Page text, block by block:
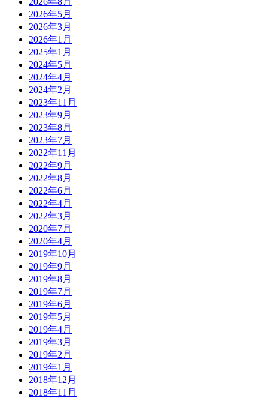
2026年5月
2026年3月
2026年1月
2025年1月
2024年5月
2024年4月
2024年2月
2023年11月
2023年9月
2023年8月
2023年7月
2022年11月
2022年9月
2022年8月
2022年6月
2022年4月
2022年3月
2020年7月
2020年4月
2019年10月
2019年9月
2019年8月
2019年7月
2019年6月
2019年5月
2019年4月
2019年3月
2019年2月
2019年1月
2018年12月
2018年11月